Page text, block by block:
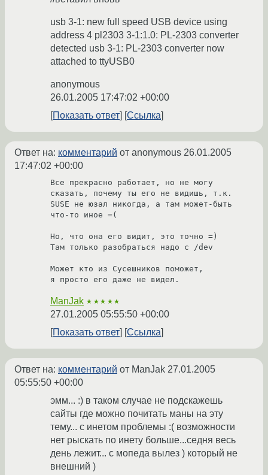
usb 3-1: new full speed USB device using
address 4 pl2303 3-1:1.0: PL-2303 converter
detected usb 3-1: PL-2303 converter now
attached to ttyUSB0
anonymous
26.01.2005 17:47:02 +00:00
Показать ответ
Ссылка
Ответ на: комментарий от anonymous 26.01.2005
17:47:02 +00:00
Все прекрасно работает, но не могу
сказать, почему ты его не видишь, т.к.
SUSE не юзал никогда, а там может-быть
что-то иное =(
Но, что она его видит, это точно =)
Там только разобраться надо с /dev
Может кто из Сусешников поможет,
я просто его даже не видел.
ManJak ★★★★★
27.01.2005 05:55:50 +00:00
Показать ответ
Ссылка
Ответ на: комментарий от ManJak 27.01.2005
05:55:50 +00:00
эмм... :) в таком случае не подскажешь
сайты где можно почитать маны на эту
тему... с инетом проблемы :( возможности
нет рыскать по инету больше...седня весь
день лежит... с мопеда вылез ) который не
внешний )